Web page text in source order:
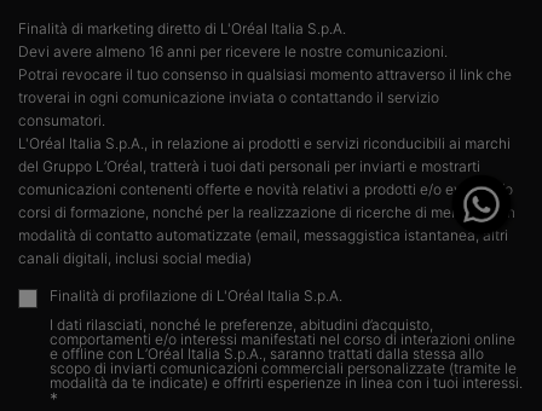
Finalità di marketing diretto di L'Oréal Italia S.p.A.​
Devi avere almeno 16 anni per ricevere le nostre comunicazioni.​
Potrai revocare il tuo consenso in qualsiasi momento attraverso il link che
troverai in ogni comunicazione inviata o contattando il servizio
consumatori.​
L'Oréal Italia S.p.A., in relazione ai prodotti e servizi riconducibili ai marchi
del Gruppo L’Oréal, tratterà i tuoi dati personali per inviarti e mostrarti
comunicazioni contenenti offerte e novità relativi a prodotti e/o eventi e/o
corsi di formazione, nonché per la realizzazione di ricerche di mercato con
modalità di contatto automatizzate (email, messaggistica istantanea, altri
canali digitali, inclusi social media)
Finalità di profilazione di L'Oréal Italia S.p.A.
I dati rilasciati, nonché le preferenze, abitudini d’acquisto,
comportamenti e/o interessi manifestati nel corso di interazioni online
e offline con L’Oréal Italia S.p.A., saranno trattati dalla stessa allo
scopo di inviarti comunicazioni commerciali personalizzate (tramite le
modalità da te indicate) e offrirti esperienze in linea con i tuoi interessi.​
*